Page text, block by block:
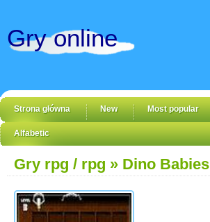
Gry online
Strona główna New Most popular
Alfabetic
Gry rpg / rpg » Dino Babies